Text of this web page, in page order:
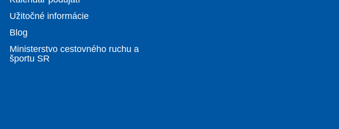
Užitočné informácie
Blog
Ministerstvo cestovného ruchu a
športu SR